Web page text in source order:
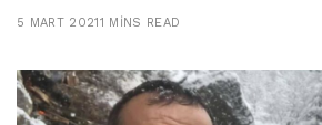
5 MART 20211 MINS READ